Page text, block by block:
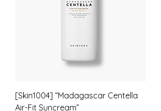
[Skin1004] “Madagascar Centella
Air-Fit Suncream”